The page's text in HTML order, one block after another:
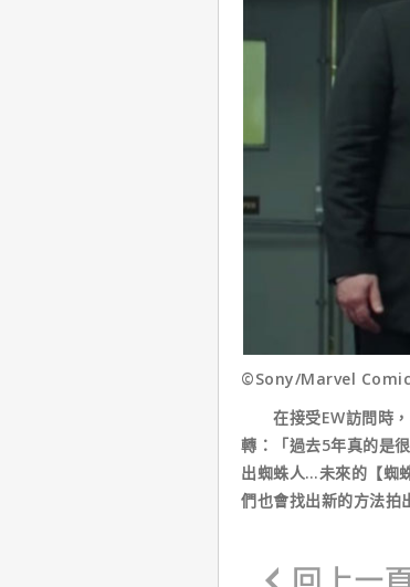
©Sony/Marvel
在接受EW訪問時，
轉：「過去5年真的是
出蜘蛛人…未來的【蜘
們也會找出新的方法拍